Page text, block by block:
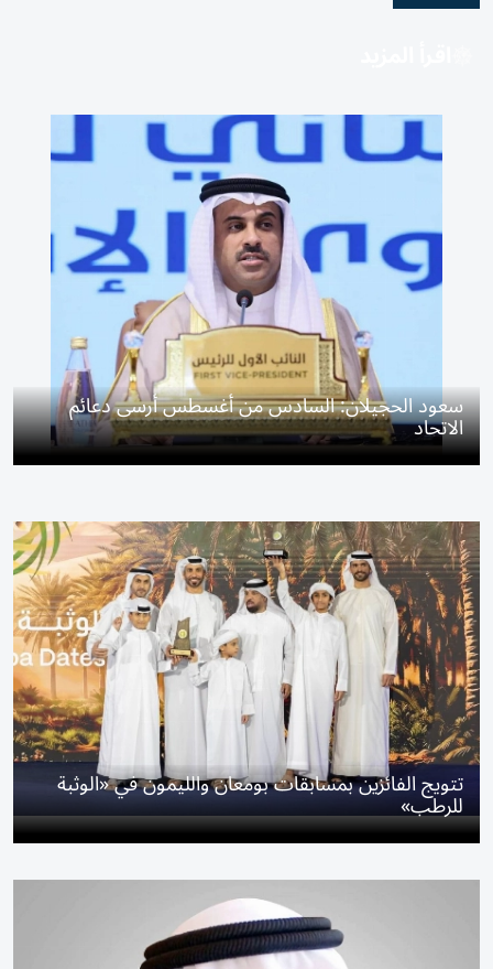
سعود الحجيلان: السادس من أغسطس أرسى دعائم
الاتحاد
تتويج الفائزين بمسابقات بومعان والليمون في «الوثبة
للرطب»